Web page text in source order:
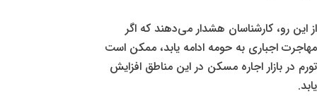
از این رو، کارشناسان هشدار می‌دهند که اگر
مهاجرت اجباری به حومه ادامه یابد، ممکن است
تورم در بازار اجاره مسکن در این مناطق افزایش
یابد.